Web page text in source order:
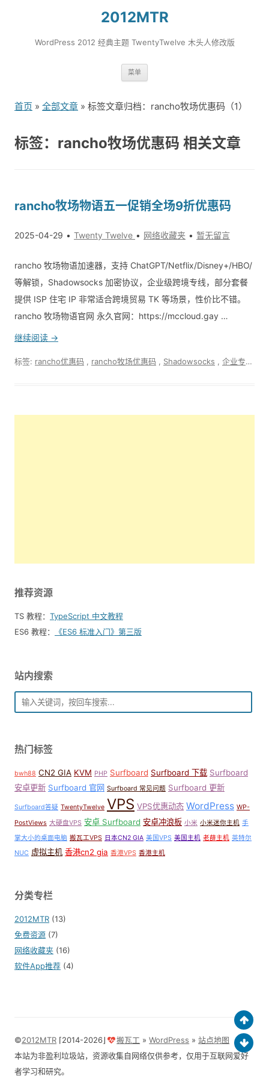
2012MTR
WordPress 2012 经典主题 TwentyTwelve 木头人修改版
菜单
首页 » 全部文章 » 标签文章归档：rancho牧场优惠码（1）
标签：rancho牧场优惠码 相关文章
rancho牧场物语五一促销全场9折优惠码
2025-04-29 Twenty Twelve 网络收藏夹 暂无留言
rancho 牧场物语加速器，支持 ChatGPT/Netflix/Disney+/HBO/
等解锁，Shadowsocks 加密协议，企业级跨境专线，部分套餐
提供 ISP 住宅 IP 非常适合跨境贸易 TK 等场景，性价比不错。
rancho 牧场物语官网 永久官网：https://mccloud.gay …
继续阅读 →
标签: rancho优惠码 rancho牧场优惠码 Shadowsocks 企业专线
推荐资源
TS 教程： TypeScript 中文教程
ES6 教程：
《ES6 标准入门》第三版
站内搜索
热门标签
bwh88 CN2 GIA KVM PHP Surfboard Surfboard 下载 Surfboard
安卓更新 Surfboard 官网 Surfboard 常见问题 Surfboard 更新
Surfboard答疑 TwentyTwelve VPS VPS优惠动态 WordPress WP-
PostViews 大硬盘VPS 安卓 Surfboard 安卓冲浪板 小米 小米迷你主机 手
掌大小的桌面电脑 搬瓦工VPS 日本CN2 GIA 美国VPS 美国主机 老薛主机 英特尔
NUC 虚拟主机 香港cn2 gia 香港VPS 香港主机
分类专栏
2012MTR (13)
免费资源 (7)
网络收藏夹 (16)
软件App推荐 (4)
©2012MTR ⌈2014-2026⌋ 搬瓦工 »WordPress »站点地图
本站为非盈利垃圾站，资源收集自网络仅供参考，仅用于互联网爱好
者学习和研究。